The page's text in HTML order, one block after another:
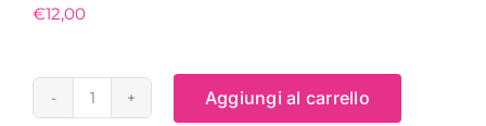
€12,00
Apribottiglie
Aggiungi al carrello